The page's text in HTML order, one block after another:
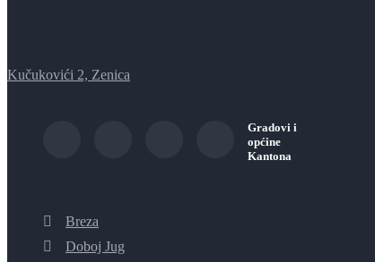
Kučukovići 2, Zenica
Gradovi i
općine
Kantona
Breza
Doboj Jug